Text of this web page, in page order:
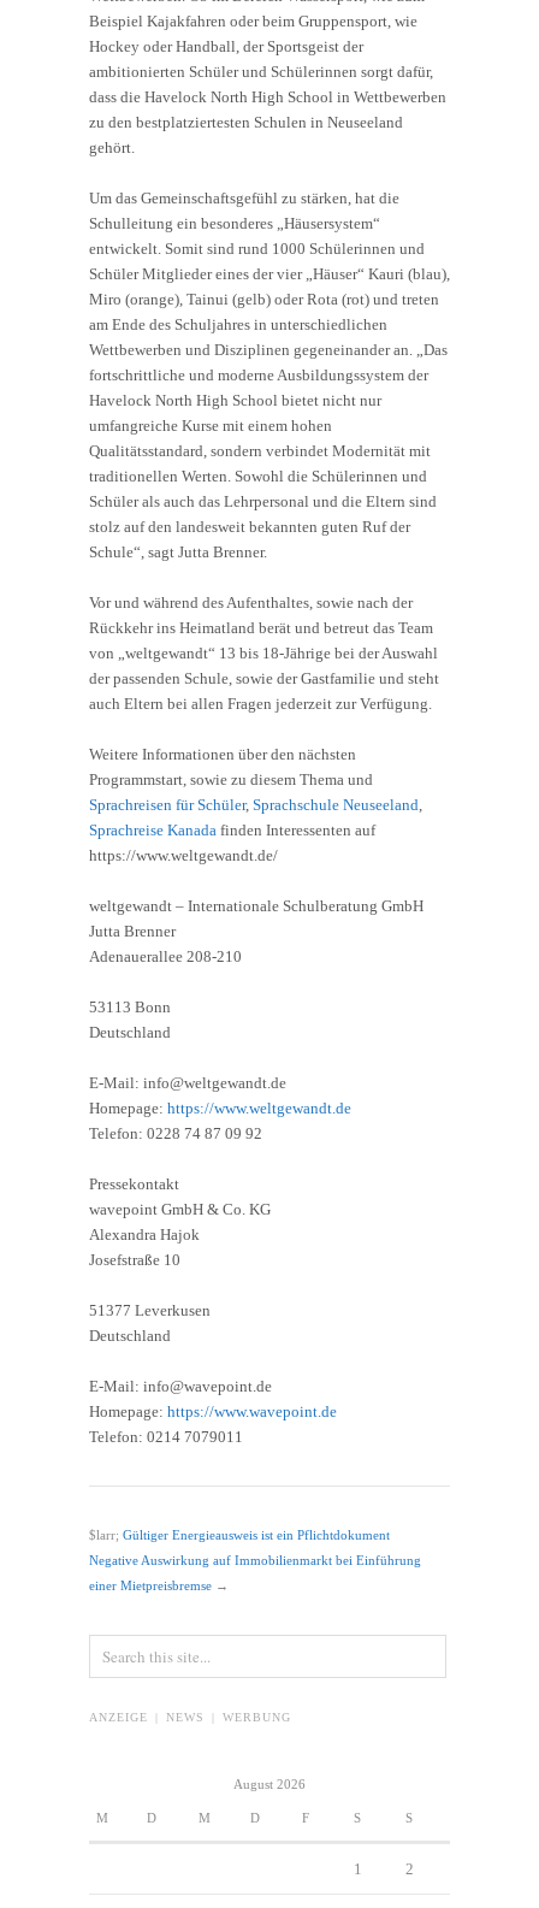
Beispiel Kajakfahren oder beim Gruppensport, wie
Hockey oder Handball, der Sportsgeist der
ambitionierten Schüler und Schülerinnen sorgt dafür,
dass die Havelock North High School in Wettbewerben
zu den bestplatziertesten Schulen in Neuseeland
gehört.
Um das Gemeinschaftsgefühl zu stärken, hat die
Schulleitung ein besonderes „Häusersystem“
entwickelt. Somit sind rund 1000 Schülerinnen und
Schüler Mitglieder eines der vier „Häuser“ Kauri (blau),
Miro (orange), Tainui (gelb) oder Rota (rot) und treten
am Ende des Schuljahres in unterschiedlichen
Wettbewerben und Disziplinen gegeneinander an. „Das
fortschrittliche und moderne Ausbildungssystem der
Havelock North High School bietet nicht nur
umfangreiche Kurse mit einem hohen
Qualitätsstandard, sondern verbindet Modernität mit
traditionellen Werten. Sowohl die Schülerinnen und
Schüler als auch das Lehrpersonal und die Eltern sind
stolz auf den landesweit bekannten guten Ruf der
Schule“, sagt Jutta Brenner.
Vor und während des Aufenthaltes, sowie nach der
Rückkehr ins Heimatland berät und betreut das Team
von „weltgewandt“ 13 bis 18-Jährige bei der Auswahl
der passenden Schule, sowie der Gastfamilie und steht
auch Eltern bei allen Fragen jederzeit zur Verfügung.
Weitere Informationen über den nächsten
Programmstart, sowie zu diesem Thema und
Sprachreisen für Schüler, Sprachschule Neuseeland
Sprachreise Kanada finden Interessenten auf
https://www.weltgewandt.de/
weltgewandt – Internationale Schulberatung GmbH
Jutta Brenner
Adenauerallee 208-210
53113 Bonn
Deutschland
E-Mail: info@weltgewandt.de
Homepage: https://www.weltgewandt.de
Telefon: 0228 74 87 09 92
Pressekontakt
wavepoint GmbH & Co. KG
Alexandra Hajok
Josefstraße 10
51377 Leverkusen
Deutschland
E-Mail: info@wavepoint.de
Homepage: https://www.wavepoint.de
Telefon: 0214 7079011
$larr; Gültiger Energieausweis ist ein Pflichtdokument
Negative Auswirkung auf Immobilienmarkt bei Einführung
einer Mietpreisbremse →
ANZEIGE | NEWS | WERBUNG
August 2026
M D M D F S S
1 2